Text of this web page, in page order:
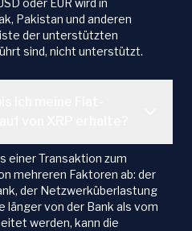
oder EUR wird in
Pakistan und anderen
der unterstützten
sind, nicht unterstützt.
einer Transaktion zum
mehreren Faktoren ab: der
der Netzwerküberlastung
länger von der Bank als vom
werden, kann die